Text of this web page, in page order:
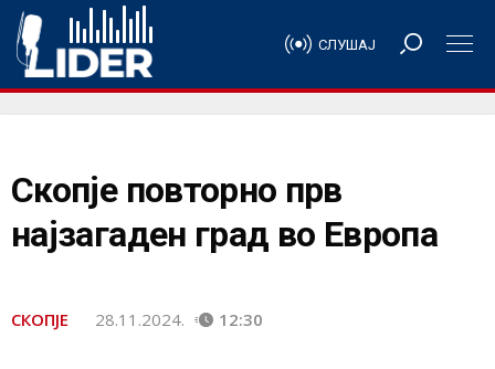
СЛУШАЈ
Скопје повторно прв
најзагаден град во Европа
СКОПЈЕ 28.11.2024. 12:30